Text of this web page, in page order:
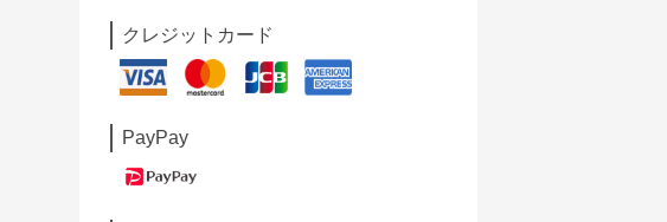
クレジットカード
PayPay